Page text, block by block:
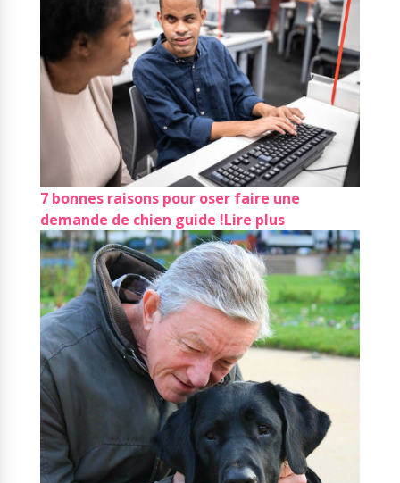
7 bonnes raisons pour oser faire une
demande de chien guide !Lire plus